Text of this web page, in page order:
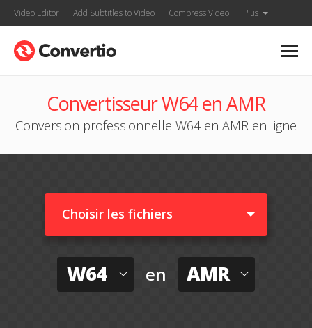
Video Editor Add Subtitles to Video Compress Video Plus
Convertisseur W64 en AMR
Conversion professionnelle W64 en AMR en ligne
Choisir les fichiers
W64 en AMR